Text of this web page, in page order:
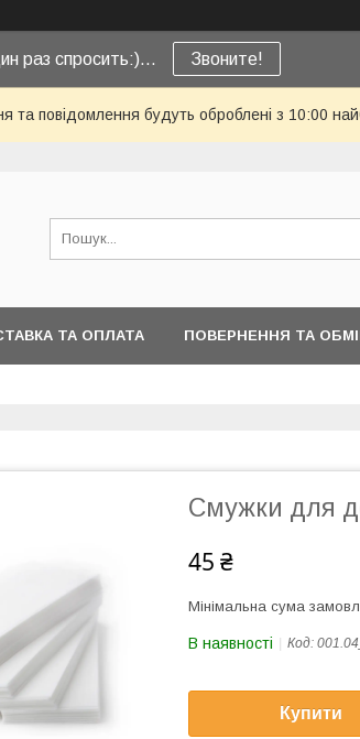
раз спросить:)... Звоните!
та повідомлення будуть оброблені з 10:00
ТА ОПЛАТА ПОВЕРНЕННЯ ТА
Смужки для
45 ₴
Мінімальна сума
В наявності Код: 001.04_
Купити